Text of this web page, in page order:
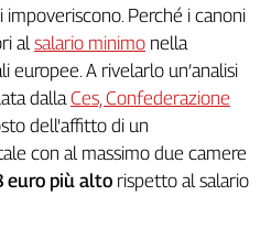
Perché i canoni
alsalario minimo nella
europee. A rivelarlo un’analisi
dallaCes, Confederazione
dell'affitto di un
con al massimo due camere
euro più alto rispetto al salario